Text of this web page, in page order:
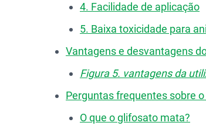
4. Facilidade de aplicação
5. Baixa toxicidade para
Vantagens e desvantagens
Figura 5. vantagens da
Perguntas frequentes sobre
O que o glifosato mata?